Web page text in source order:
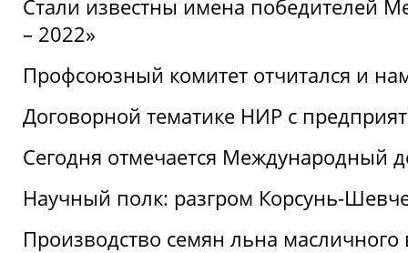
Стали известны имена победителей
– 2022»
Профсоюзный комитет отчитался и
Договорной тематике НИР с
Сегодня отмечается Международный
Научный полк: разгром Корсунь-
Производство семян льна